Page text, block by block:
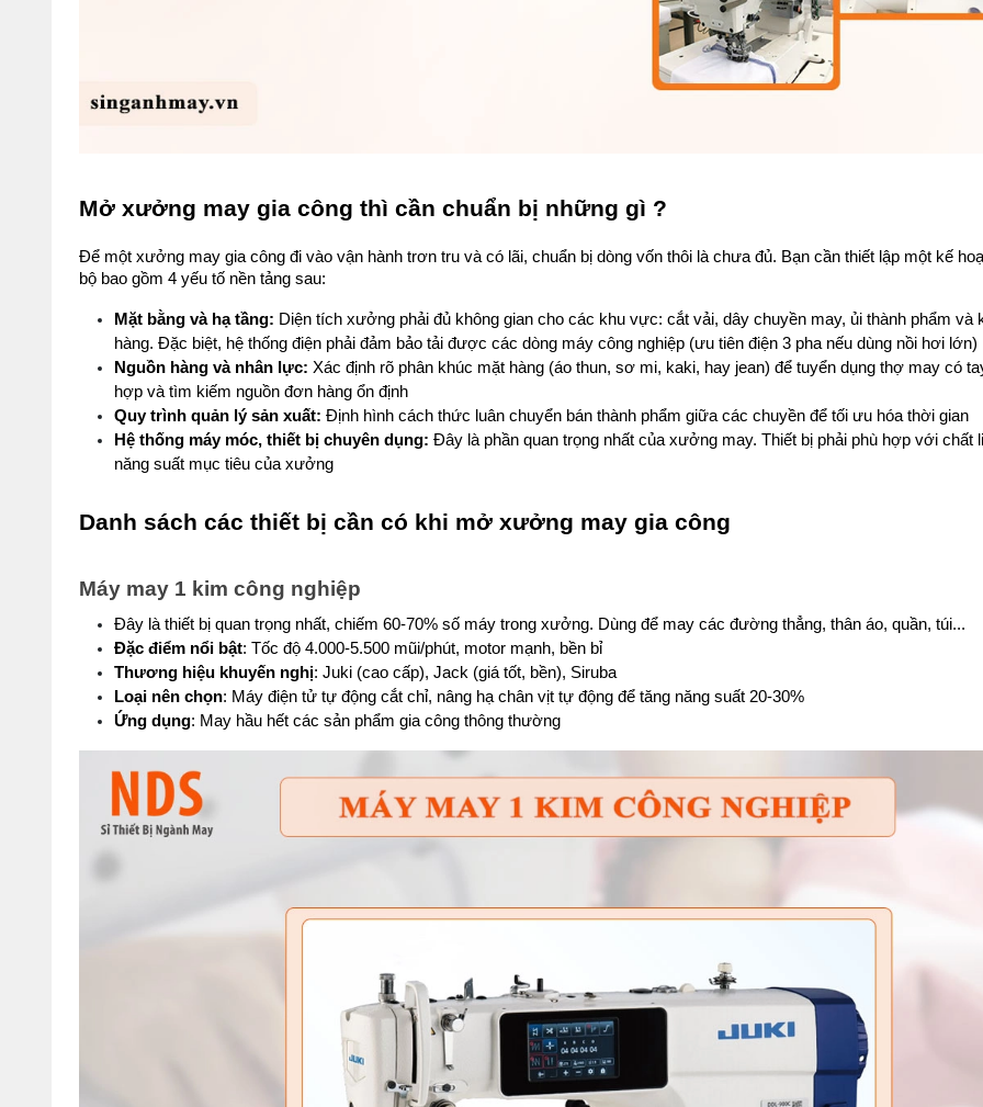
Mở xưởng may gia công thì cần chuẩn bị những gì ?
Để một xưởng may gia công đi vào vận hành trơn tru và có lãi, chuẩn bị dòng vốn thôi là chưa đủ. Bạn cần thiết lập một kế
bộ bao gồm 4 yếu tố nền tảng sau:
Mặt bằng và hạ tầng: Diện tích xưởng phải đủ không gian cho các khu vực: cắt vải, dây chuyền may, ủi thành phẩm và
hàng. Đặc biệt, hệ thống điện phải đảm bảo tải được các dòng máy công nghiệp (ưu tiên điện 3 pha nếu dùng nồi hơi lớn)
Nguồn hàng và nhân lực: Xác định rõ phân khúc mặt hàng (áo thun, sơ mi, kaki, hay jean) để tuyển dụng thợ may có
hợp và tìm kiếm nguồn đơn hàng ổn định
Quy trình quản lý sản xuất: Định hình cách thức luân chuyển bán thành phẩm giữa các chuyền để tối ưu hóa thời gian
Hệ thống máy móc, thiết bị chuyên dụng: Đây là phần quan trọng nhất của xưởng may. Thiết bị phải phù hợp với chất
năng suất mục tiêu của xưởng
Danh sách các thiết bị cần có khi mở xưởng may gia công
Máy may 1 kim công nghiệp
Đây là thiết bị quan trọng nhất, chiếm 60-70% số máy trong xưởng. Dùng để may các đường thẳng, thân áo, quần, túi...
Đặc điểm nổi bật: Tốc độ 4.000-5.500 mũi/phút, motor mạnh, bền bỉ
Thương hiệu khuyến nghị: Juki (cao cấp), Jack (giá tốt, bền), Siruba
Loại nên chọn: Máy điện tử tự động cắt chỉ, nâng hạ chân vịt tự động để tăng năng suất 20-30%
Ứng dụng: May hầu hết các sản phẩm gia công thông thường